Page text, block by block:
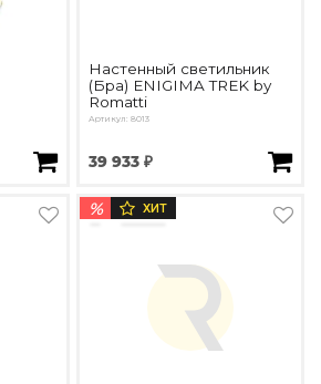
Настенный светильник
(Бра) ENIGIMA TREK by
Romatti
Артикул: 8013
39 933 ₽
% ХИТ